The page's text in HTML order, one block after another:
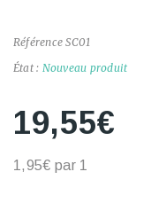
Référence SC01
État : Nouveau produit
19,55€
1,95€ par 1